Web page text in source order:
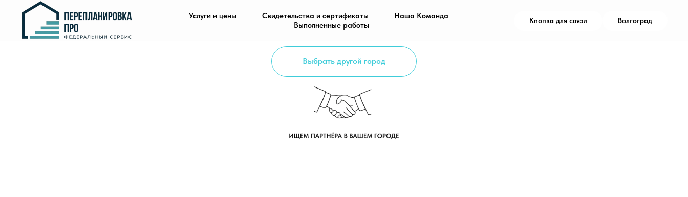
Услуги и цены Свидетельства и сертификаты
Наша Команда
Выполненные работы
Кнопка для связи Волгоград
Выбрать другой город